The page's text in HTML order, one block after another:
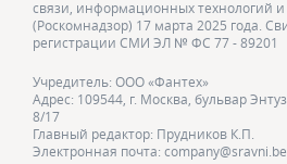
связи, информационных технологий
(Роскомнадзор) 17 марта 2025 года.
регистрации СМИ ЭЛ № ФС 77 - 89201
Учредитель: ООО «Фантех»
Адрес: 109544, г. Москва, бульвар
8/17
Главный редактор: Прудников К.П.
Электронная почта: